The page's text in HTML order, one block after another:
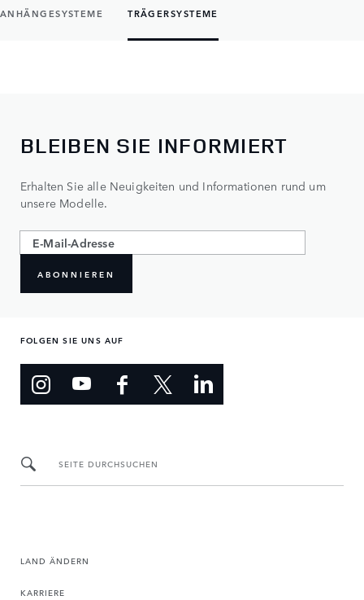
ANHÄNGESYSTEME TRÄGERSYSTEME
BLEIBEN SIE INFORMIERT
Erhalten Sie alle Neuigkeiten und Informationen rund um
unsere Modelle.
ABONNIEREN
FOLGEN SIE UNS AUF
SEITE DURCHSUCHEN
LAND ÄNDERN
KARRIERE